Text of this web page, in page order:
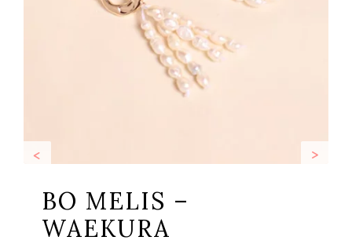
>
<
BO MELIS –
WAEKURA